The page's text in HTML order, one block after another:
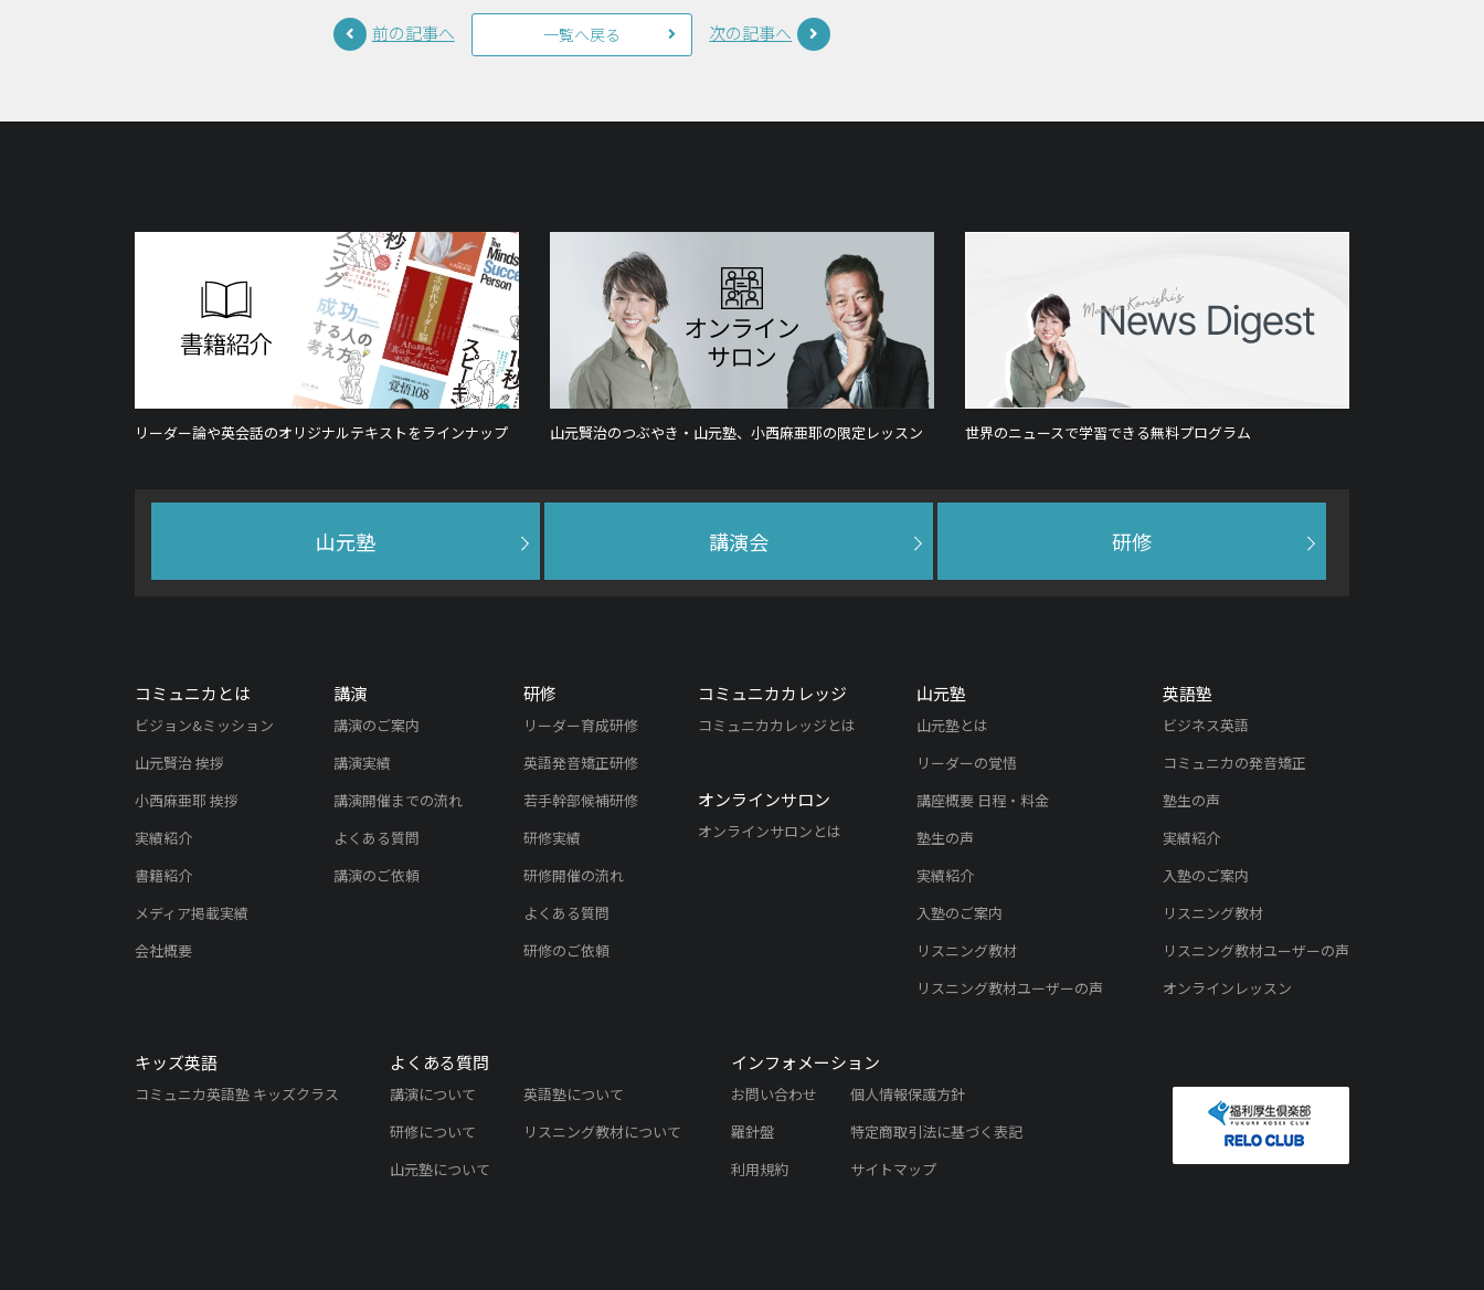
前の記事へ 一覧へ戻る 次の記事へ
リーダー論や英会話のオリジナルテキストをラインナップ 山元賢治のつぶやき・山元塾、小西麻亜耶の限定レッスン 世界のニュースで学習できる無料プログラム
山元塾 講演会 研修
コミュニカとは
ビジョン&ミッション
山元賢治 挨拶
小西麻亜耶 挨拶
実績紹介
書籍紹介
メディア掲載実績
会社概要
講演
講演のご案内
講演実績
講演開催までの流れ
よくある質問
講演のご依頼
研修
リーダー育成研修
英語発音矯正研修
若手幹部候補研修
研修実績
研修開催の流れ
よくある質問
研修のご依頼
コミュニカカレッジ
コミュニカカレッジとは
オンラインサロン
オンラインサロンとは
山元塾
山元塾とは
リーダーの覚悟
講座概要 日程・料金
塾生の声
実績紹介
入塾のご案内
リスニング教材
リスニング教材ユーザーの声
英語塾
ビジネス英語
コミュニカの発音矯正
塾生の声
実績紹介
入塾のご案内
リスニング教材
リスニング教材ユーザーの声
オンラインレッスン
キッズ英語
コミュニカ英語塾 キッズクラス
よくある質問
講演について
研修について
山元塾について
英語塾について
リスニング教材について
インフォメーション
お問い合わせ
羅針盤
利用規約
個人情報保護方針
特定商取引法に基づく表記
サイトマップ